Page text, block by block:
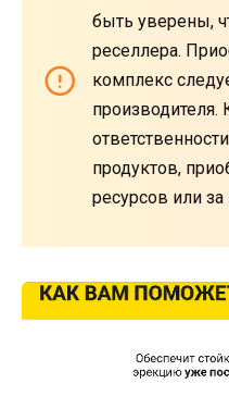
быть уверены,
реселлера.
комплекс
производителя.
продуктов,
ресурсов или